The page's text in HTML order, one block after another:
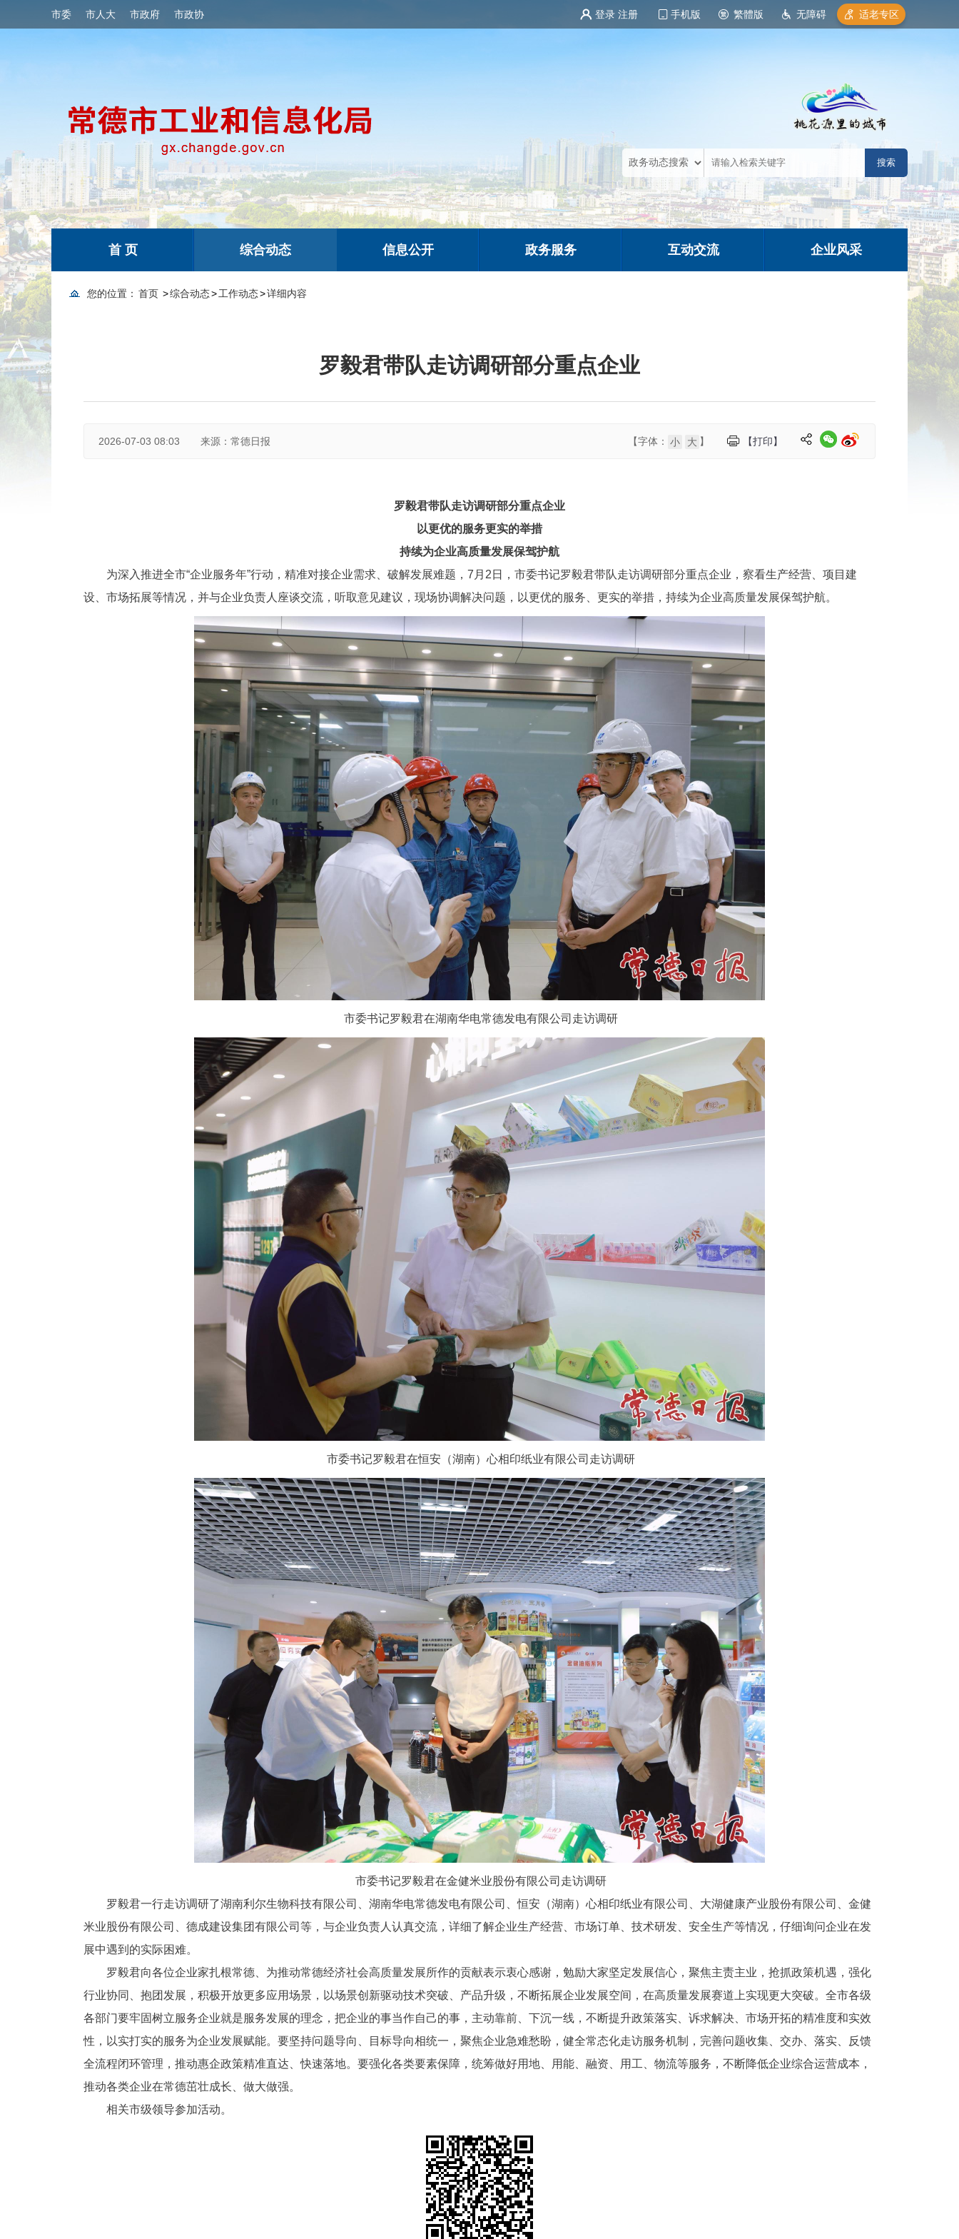
市委 市人大 市政府 市政协 登录 注册 手机版 繁體版 无障碍 适老专区
首 页 综合动态 信息公开 政务服务 互动交流 企业风采
您的位置： 首页 >综合动态>工作动态>详细内容
罗毅君带队走访调研部分重点企业
2026-07-03 08:03 来源：常德日报 【打印】
【字体： 小 大 】
罗毅君带队走访调研部分重点企业
以更优的服务更实的举措
持续为企业高质量发展保驾护航
为深入推进全市“企业服务年”行动，精准对接企业需求、破解发展难题，7月2日，市委书记罗毅君带队走访调研部分重点企业，察看生产经营、项目建
设、市场拓展等情况，并与企业负责人座谈交流，听取意见建议，现场协调解决问题，以更优的服务、更实的举措，持续为企业高质量发展保驾护航。
市委书记罗毅君在湖南华电常德发电有限公司走访调研
市委书记罗毅君在恒安（湖南）心相印纸业有限公司走访调研
市委书记罗毅君在金健米业股份有限公司走访调研
罗毅君一行走访调研了湖南利尔生物科技有限公司、湖南华电常德发电有限公司、恒安（湖南）心相印纸业有限公司、大湖健康产业股份有限公司、金健
米业股份有限公司、德成建设集团有限公司等，与企业负责人认真交流，详细了解企业生产经营、市场订单、技术研发、安全生产等情况，仔细询问企业在发
展中遇到的实际困难。
罗毅君向各位企业家扎根常德、为推动常德经济社会高质量发展所作的贡献表示衷心感谢，勉励大家坚定发展信心，聚焦主责主业，抢抓政策机遇，强化
行业协同、抱团发展，积极开放更多应用场景，以场景创新驱动技术突破、产品升级，不断拓展企业发展空间，在高质量发展赛道上实现更大突破。全市各级
各部门要牢固树立服务企业就是服务发展的理念，把企业的事当作自己的事，主动靠前、下沉一线，不断提升政策落实、诉求解决、市场开拓的精准度和实效
性，以实打实的服务为企业发展赋能。要坚持问题导向、目标导向相统一，聚焦企业急难愁盼，健全常态化走访服务机制，完善问题收集、交办、落实、反馈
全流程闭环管理，推动惠企政策精准直达、快速落地。要强化各类要素保障，统筹做好用地、用能、融资、用工、物流等服务，不断降低企业综合运营成本，
推动各类企业在常德茁壮成长、做大做强。
相关市级领导参加活动。